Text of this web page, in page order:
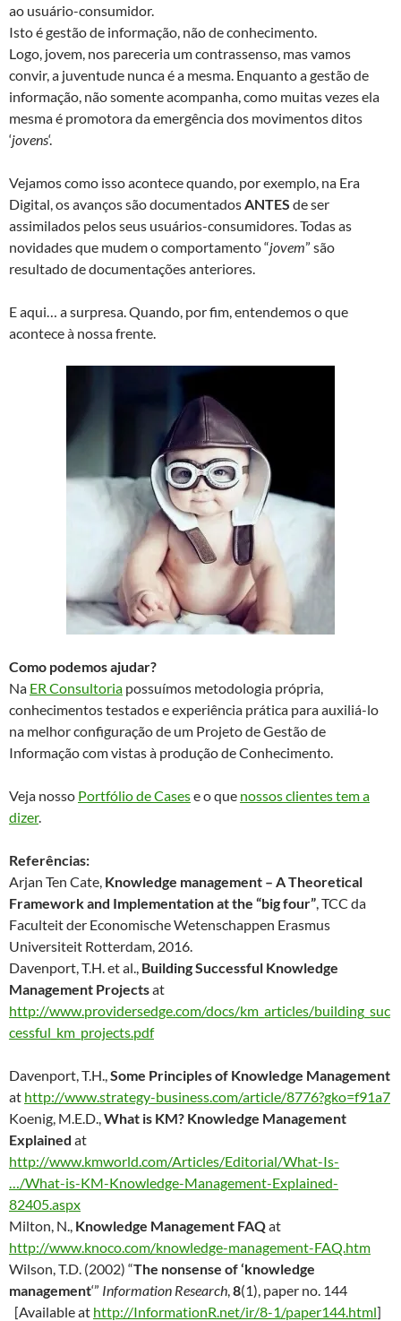
ao usuário-consumidor.
Isto é gestão de informação, não de conhecimento.
Logo, jovem, nos pareceria um contrassenso, mas vamos
convir, a juventude nunca é a mesma. Enquanto a gestão de
informação, não somente acompanha, como muitas vezes ela
mesma é promotora da emergência dos movimentos ditos
‘jovens‘.
Vejamos como isso acontece quando, por exemplo, na Era
Digital, os avanços são documentadosANTES de ser
assimilados pelos seus usuários-consumidores. Todas as
novidades que mudem o comportamento “jovem” são
resultado de documentações anteriores.
E aqui… a surpresa. Quando, por fim, entendemos o que
acontece à nossa frente.
Como podemos ajudar?
Na ER Consultoria possuímos metodologia própria,
conhecimentos testados e experiência prática para auxiliá-lo
na melhor configuração de um Projeto de Gestão de
Informação com vistas à produção de Conhecimento.
Veja nosso Portfólio de Casese o que nossos clientes tem a
dizer.
Referências:
Arjan Ten Cate, Knowledge management – A Theoretical
Framework and Implementation at the “big four”, TCC da
Faculteit der Economische Wetenschappen Erasmus
Universiteit Rotterdam, 2016.
Davenport, T.H. et al., Building Successful Knowledge
Management Projectsat
http://www.providersedge.com/docs/km_articles/building_suc
cessful_km_projects.pdf
Davenport, T.H.,Some Principles of Knowledge Management
at http://www.strategy-business.com/article/8776?gko=f91a7
Koenig, M.E.D.,What is KM? Knowledge Management
Explained at
http://www.kmworld.com/Articles/Editorial/What-Is-
…/What-is-KM-Knowledge-Management-Explained-
82405.aspx
Milton, N., Knowledge Management FAQat
http://www.knoco.com/knowledge-management-FAQ.htm
Wilson, T.D. (2002) “The nonsense of ‘knowledge
management‘” Information Research,8(1), paper no. 144
[Available at http://InformationR.net/ir/8-1/paper144.html]